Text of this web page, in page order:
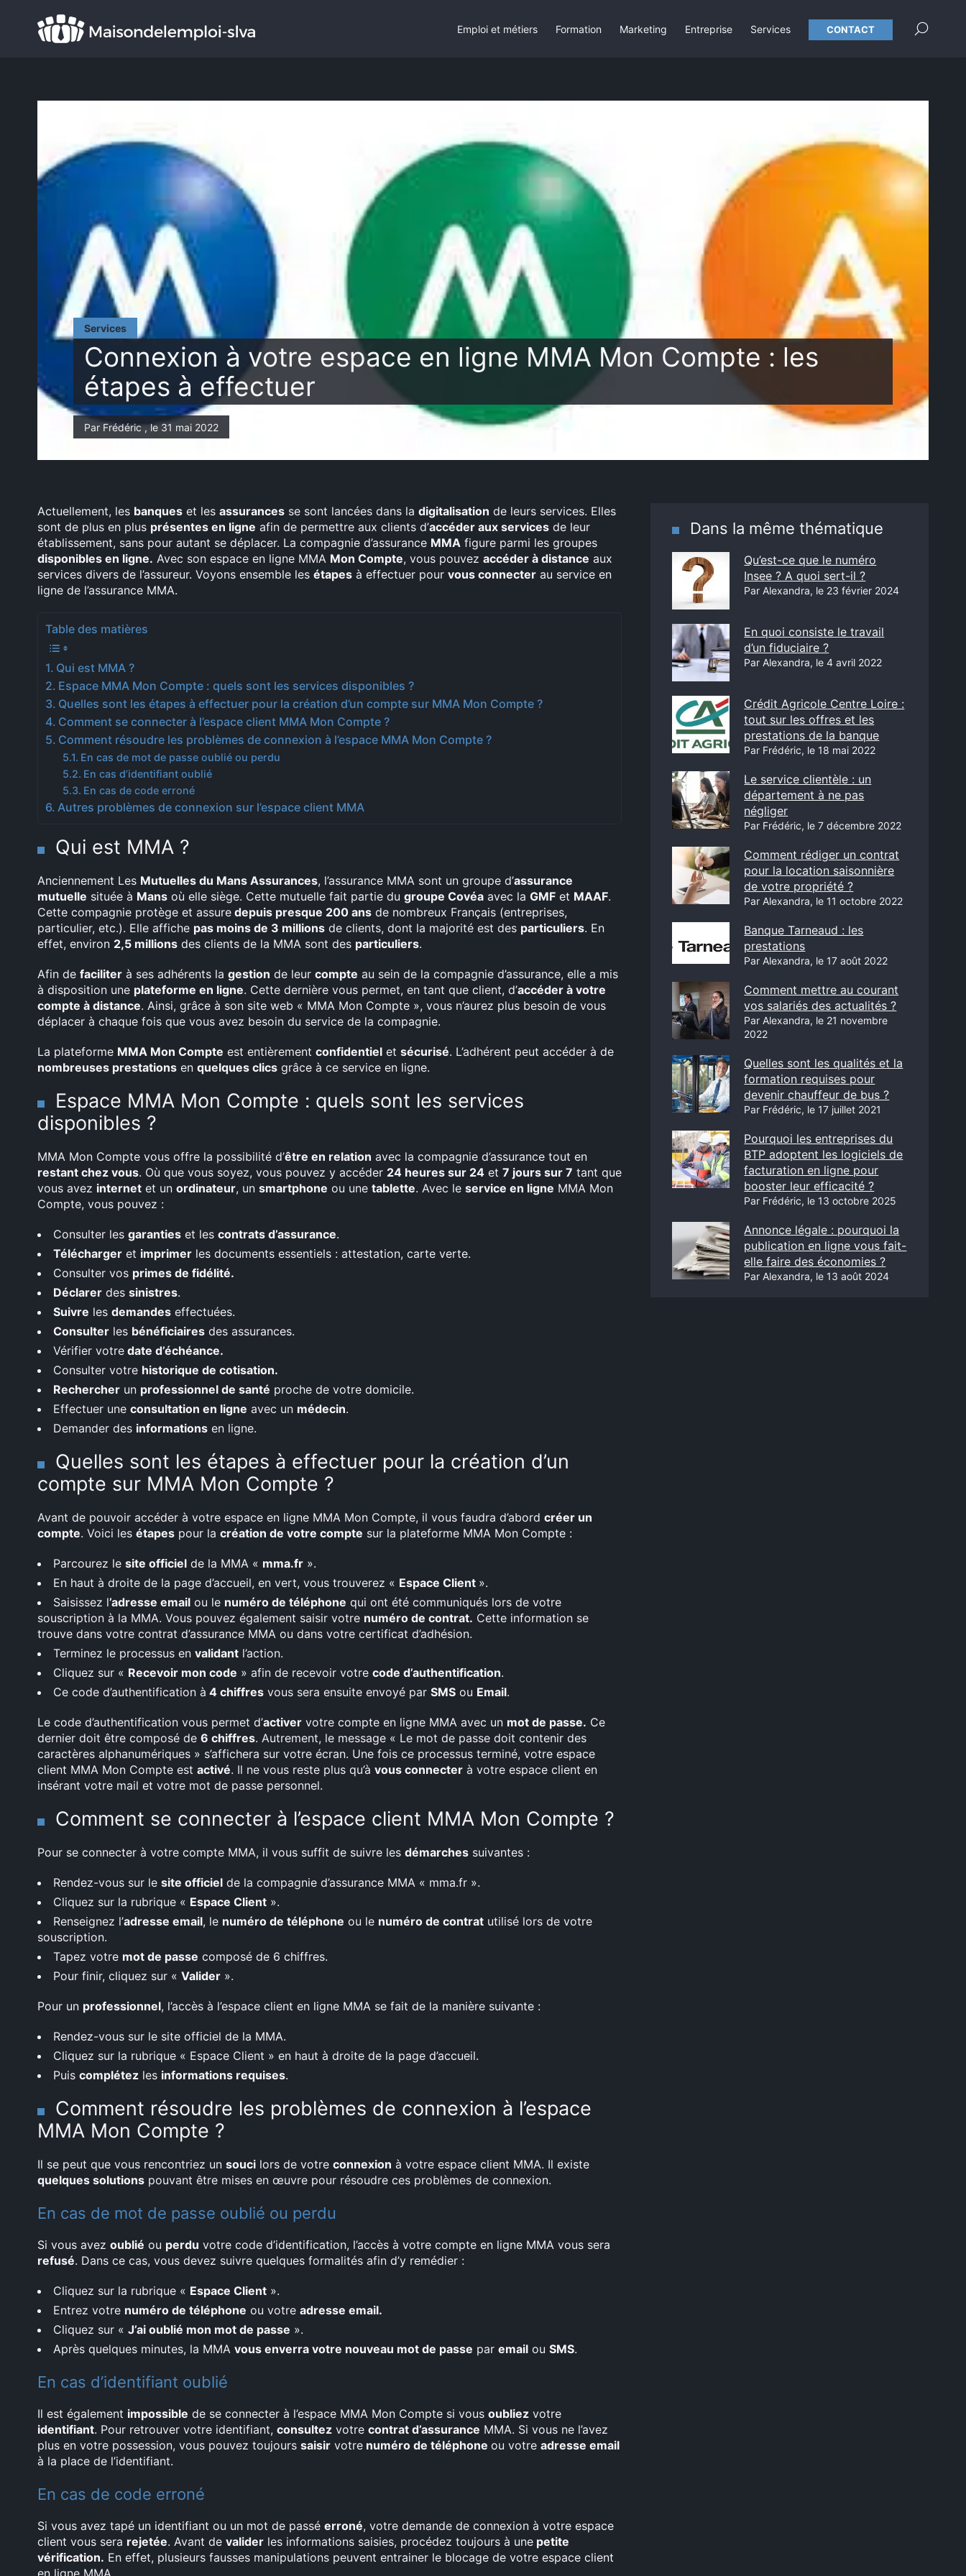
Services
Connexion à votre espace en ligne MMA Mon Compte : les
étapes à effectuer
Par Frédéric , le 31 mai 2022
Actuellement, les banques et les assurances se sont lancées dans la digitalisation de leurs services. Elles
sont de plus en plus présentes en ligne afin de permettre aux clients d’accéder aux services de leur
établissement, sans pour autant se déplacer. La compagnie d’assurance MMA figure parmi les groupes
disponibles en ligne. Avec son espace en ligne MMA Mon Compte, vous pouvez accéder à distance aux
services divers de l’assureur. Voyons ensemble les étapes à effectuer pour vous connecter au service en
ligne de l’assurance MMA.
Table des matières
Qui est MMA ?
Espace MMA Mon Compte : quels sont les services disponibles ?
Quelles sont les étapes à effectuer pour la création d’un compte sur MMA Mon Compte ?
Comment se connecter à l’espace client MMA Mon Compte ?
Comment résoudre les problèmes de connexion à l’espace MMA Mon Compte ?
En cas de mot de passe oublié ou perdu
En cas d’identifiant oublié
En cas de code erroné
Autres problèmes de connexion sur l’espace client MMA
Qui est MMA ?
Anciennement Les Mutuelles du Mans Assurances, l’assurance MMA sont un groupe d’assurance
mutuelle située à Mans où elle siège. Cette mutuelle fait partie du groupe Covéa avec la GMF et MAAF.
Cette compagnie protège et assure depuis presque 200 ans de nombreux Français (entreprises,
particulier, etc.). Elle affiche pas moins de 3 millions de clients, dont la majorité est des particuliers. En
effet, environ 2,5 millions des clients de la MMA sont des particuliers.
Afin de faciliter à ses adhérents la gestion de leur compte au sein de la compagnie d’assurance, elle a mis
à disposition une plateforme en ligne. Cette dernière vous permet, en tant que client, d’accéder à votre
compte à distance. Ainsi, grâce à son site web « MMA Mon Compte », vous n’aurez plus besoin de vous
déplacer à chaque fois que vous avez besoin du service de la compagnie.
La plateforme MMA Mon Compte est entièrement confidentiel et sécurisé. L’adhérent peut accéder à de
nombreuses prestations en quelques clics grâce à ce service en ligne.
Espace MMA Mon Compte : quels sont les services
disponibles ?
MMA Mon Compte vous offre la possibilité d’être en relation avec la compagnie d’assurance tout en
restant chez vous. Où que vous soyez, vous pouvez y accéder 24 heures sur 24 et 7 jours sur 7 tant que
vous avez internet et un ordinateur, un smartphone ou une tablette. Avec le service en ligne MMA Mon
Compte, vous pouvez :
Consulter les garanties et les contrats d’assurance.
Télécharger et imprimer les documents essentiels : attestation, carte verte.
Consulter vos primes de fidélité.
Déclarer des sinistres.
Suivre les demandes effectuées.
Consulter les bénéficiaires des assurances.
Vérifier votre date d’échéance.
Consulter votre historique de cotisation.
Rechercher un professionnel de santé proche de votre domicile.
Effectuer une consultation en ligne avec un médecin.
Demander des informations en ligne.
Quelles sont les étapes à effectuer pour la création d’un
compte sur MMA Mon Compte ?
Avant de pouvoir accéder à votre espace en ligne MMA Mon Compte, il vous faudra d’abord créer un
compte. Voici les étapes pour la création de votre compte sur la plateforme MMA Mon Compte :
Parcourez le site officiel de la MMA « mma.fr ».
En haut à droite de la page d’accueil, en vert, vous trouverez « Espace Client ».
Saisissez l’adresse email ou le numéro de téléphone qui ont été communiqués lors de votre
souscription à la MMA. Vous pouvez également saisir votre numéro de contrat. Cette information se
trouve dans votre contrat d’assurance MMA ou dans votre certificat d’adhésion.
Terminez le processus en validant l’action.
Cliquez sur « Recevoir mon code » afin de recevoir votre code d’authentification.
Ce code d’authentification à 4 chiffres vous sera ensuite envoyé par SMS ou Email.
Le code d’authentification vous permet d’activer votre compte en ligne MMA avec un mot de passe. Ce
dernier doit être composé de 6 chiffres. Autrement, le message « Le mot de passe doit contenir des
caractères alphanumériques » s’affichera sur votre écran. Une fois ce processus terminé, votre espace
client MMA Mon Compte est activé. Il ne vous reste plus qu’à vous connecter à votre espace client en
insérant votre mail et votre mot de passe personnel.
Comment se connecter à l’espace client MMA Mon Compte ?
Pour se connecter à votre compte MMA, il vous suffit de suivre les démarches suivantes :
Rendez-vous sur le site officiel de la compagnie d’assurance MMA « mma.fr ».
Cliquez sur la rubrique « Espace Client ».
Renseignez l’adresse email, le numéro de téléphone ou le numéro de contrat utilisé lors de votre
souscription.
Tapez votre mot de passe composé de 6 chiffres.
Pour finir, cliquez sur « Valider ».
Pour un professionnel, l’accès à l’espace client en ligne MMA se fait de la manière suivante :
Rendez-vous sur le site officiel de la MMA.
Cliquez sur la rubrique « Espace Client » en haut à droite de la page d’accueil.
Puis complétez les informations requises.
Comment résoudre les problèmes de connexion à l’espace
MMA Mon Compte ?
Il se peut que vous rencontriez un souci lors de votre connexion à votre espace client MMA. Il existe
quelques solutions pouvant être mises en œuvre pour résoudre ces problèmes de connexion.
En cas de mot de passe oublié ou perdu
Si vous avez oublié ou perdu votre code d’identification, l’accès à votre compte en ligne MMA vous sera
refusé. Dans ce cas, vous devez suivre quelques formalités afin d’y remédier :
Cliquez sur la rubrique « Espace Client ».
Entrez votre numéro de téléphone ou votre adresse email.
Cliquez sur « J’ai oublié mon mot de passe ».
Après quelques minutes, la MMA vous enverra votre nouveau mot de passe par email ou SMS.
En cas d’identifiant oublié
Il est également impossible de se connecter à l’espace MMA Mon Compte si vous oubliez votre
identifiant. Pour retrouver votre identifiant, consultez votre contrat d’assurance MMA. Si vous ne l’avez
plus en votre possession, vous pouvez toujours saisir votre numéro de téléphone ou votre adresse email
à la place de l’identifiant.
En cas de code erroné
Si vous avez tapé un identifiant ou un mot de passé erroné, votre demande de connexion à votre espace
client vous sera rejetée. Avant de valider les informations saisies, procédez toujours à une petite
vérification. En effet, plusieurs fausses manipulations peuvent entrainer le blocage de votre espace client
en ligne MMA.
Dans la même thématique
Qu’est-ce que le numéro
Insee ? A quoi sert-il ?
Par Alexandra, le 23 février 2024
En quoi consiste le travail
d’un fiduciaire ?
Par Alexandra, le 4 avril 2022
Crédit Agricole Centre Loire :
tout sur les offres et les
prestations de la banque
Par Frédéric, le 18 mai 2022
Le service clientèle : un
département à ne pas
négliger
Par Frédéric, le 7 décembre 2022
Comment rédiger un contrat
pour la location saisonnière
de votre propriété ?
Par Alexandra, le 11 octobre 2022
Banque Tarneaud : les
prestations
Par Alexandra, le 17 août 2022
Comment mettre au courant
vos salariés des actualités ?
Par Alexandra, le 21 novembre
2022
Quelles sont les qualités et la
formation requises pour
devenir chauffeur de bus ?
Par Frédéric, le 17 juillet 2021
Pourquoi les entreprises du
BTP adoptent les logiciels de
facturation en ligne pour
booster leur efficacité ?
Par Frédéric, le 13 octobre 2025
Annonce légale : pourquoi la
publication en ligne vous fait-
elle faire des économies ?
Par Alexandra, le 13 août 2024
Emploi et métiers Formation Marketing Entreprise Services CONTACT